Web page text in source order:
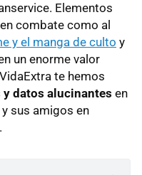
Elementos
combate como al
y el manga de culto y
un enorme valor
te hemos
datos alucinantes en
sus amigos en